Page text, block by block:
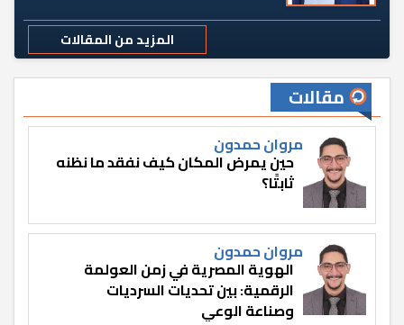
المزيد من المقالات
مقالات
مروان حمدون
حين يمرض المكان كيف نفقد ما نظنه
ثابتًا؟
مروان حمدون
الهوية المصرية في زمن العولمة
الرقمية: بين تحديات السرديات
وصناعة الوعي